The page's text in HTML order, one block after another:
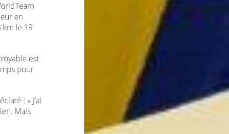
en
km le 19
est
pour
: « J’ai
Mais